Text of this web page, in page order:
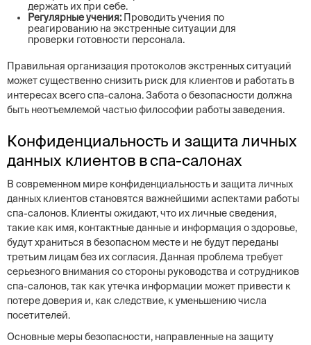
держать их при себе.
Регулярные учения: Проводить учения по
реагированию на экстренные ситуации для
проверки готовности персонала.
Правильная организация протоколов экстренных ситуаций
может существенно снизить риск для клиентов и работать в
интересах всего спа-салона. Забота о безопасности должна
быть неотъемлемой частью философии работы заведения.
Конфиденциальность и защита личных
данных клиентов в спа-салонах
В современном мире конфиденциальность и защита личных
данных клиентов становятся важнейшими аспектами работы
спа-салонов. Клиенты ожидают, что их личные сведения,
такие как имя, контактные данные и информация о здоровье,
будут храниться в безопасном месте и не будут переданы
третьим лицам без их согласия. Данная проблема требует
серьезного внимания со стороны руководства и сотрудников
спа-салонов, так как утечка информации может привести к
потере доверия и, как следствие, к уменьшению числа
посетителей.
Основные меры безопасности, направленные на защиту